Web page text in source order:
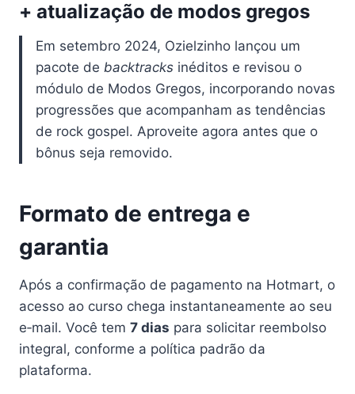
+ atualização de modos gregos
Em setembro 2024, Ozielzinho lançou um
pacote de backtracks inéditos e revisou o
módulo de Modos Gregos, incorporando novas
progressões que acompanham as tendências
de rock gospel. Aproveite agora antes que o
bônus seja removido.
Formato de entrega e
garantia
Após a confirmação de pagamento na Hotmart, o
acesso ao curso chega instantaneamente ao seu
e‑mail. Você tem 7 dias para solicitar reembolso
integral, conforme a política padrão da
plataforma.